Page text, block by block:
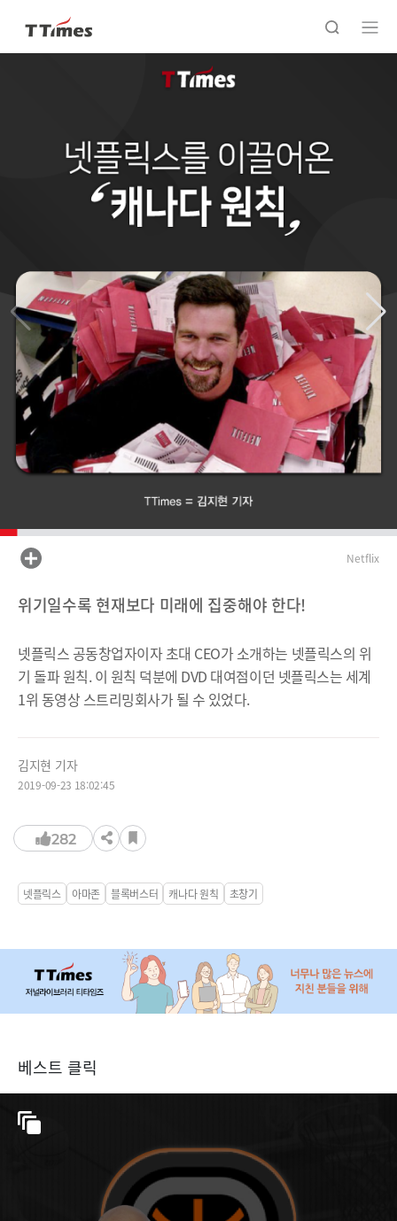
Netflix
위기일수록 현재보다 미래에 집중해야 한다!
넷플릭스 공동창업자이자 초대 CEO가 소개하는 넷플릭스의 위
기 돌파 원칙. 이 원칙 덕분에 DVD 대여점이던 넷플릭스는 세계
1위 동영상 스트리밍회사가 될 수 있었다.
김지현 기자
2019-09-23 18:02:45
282
넷플릭스 아마존 블록버스터 캐나다 원칙 초창기
베스트 클릭